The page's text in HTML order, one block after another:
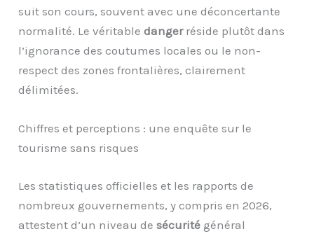
suit son cours, souvent avec une déconcertante
normalité. Le véritabledangerréside plutôt dans
l’ignorance des coutumes locales ou le non-
respect des zones frontalières, clairement
délimitées.
Chiffres et perceptions : une enquête sur le
tourisme sans risques
Les statistiques officielles et les rapports de
nombreux gouvernements, y compris en 2026,
attestent d’un niveau desécurité général